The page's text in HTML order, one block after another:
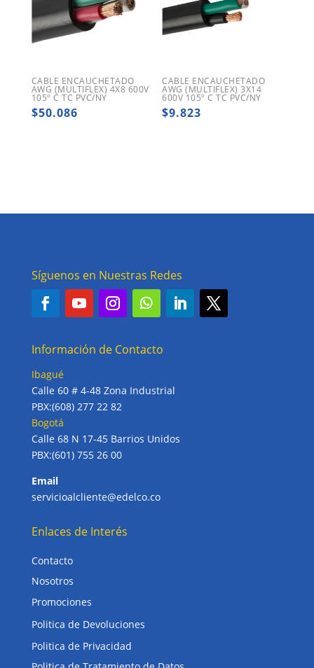
CABLE ENCAUCHETADO
AWG (MULTIFLEX) 4X8 600V
105º C TC PVC/NY
$50.086
CABLE ENCAUCHETADO
AWG (MULTIFLEX) 3X14
600V 105º C TC PVC/NY
$9.823
Síguenos en Nuestras Redes
Información de Contacto
Ibagué
Calle 60 # 4-48 Zona Industrial
PBX:(608) 277 22 82
Bogotá
Calle 68 N 17-45 Barrios Unidos
PBX:(601) 755 26 00
Email
servicioalcliente@edelco.co
Enlaces de Interés
Contacto
Nosotros
Promociones
Politica de Devoluciones
Politica de Privacidad